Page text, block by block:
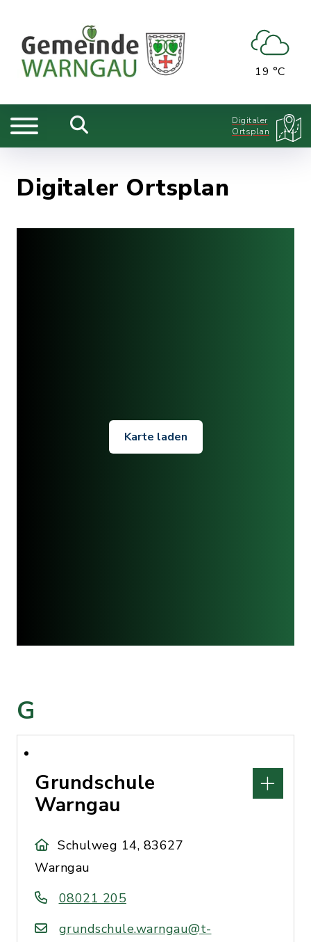
19 °C
Digitaler
Ortsplan
Digitaler Ortsplan
Karte laden
G
Grundschule
Warngau
Schulweg 14, 83627
Warngau
08021 205
grundschule.warngau@t-